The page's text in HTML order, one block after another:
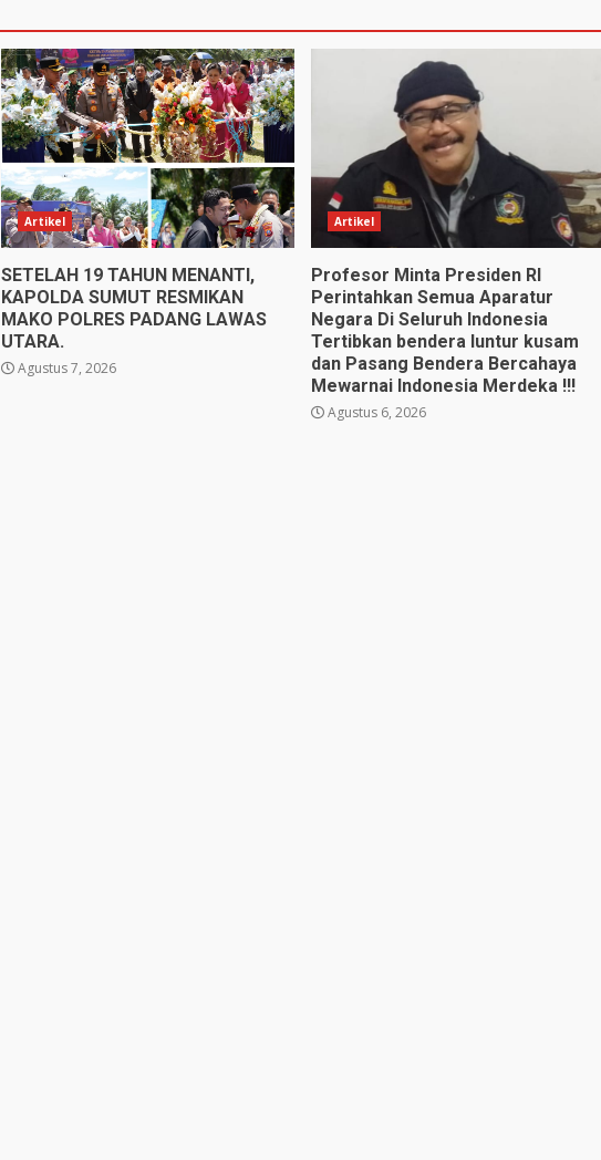
Artikel
SETELAH 19 TAHUN MENANTI,
KAPOLDA SUMUT RESMIKAN
MAKO POLRES PADANG LAWAS
UTARA.
Agustus 7, 2026
Artikel
Profesor Minta Presiden RI
Perintahkan Semua Aparatur
Negara Di Seluruh Indonesia
Tertibkan bendera luntur kusam
dan Pasang Bendera Bercahaya
Mewarnai Indonesia Merdeka !!!
Agustus 6, 2026